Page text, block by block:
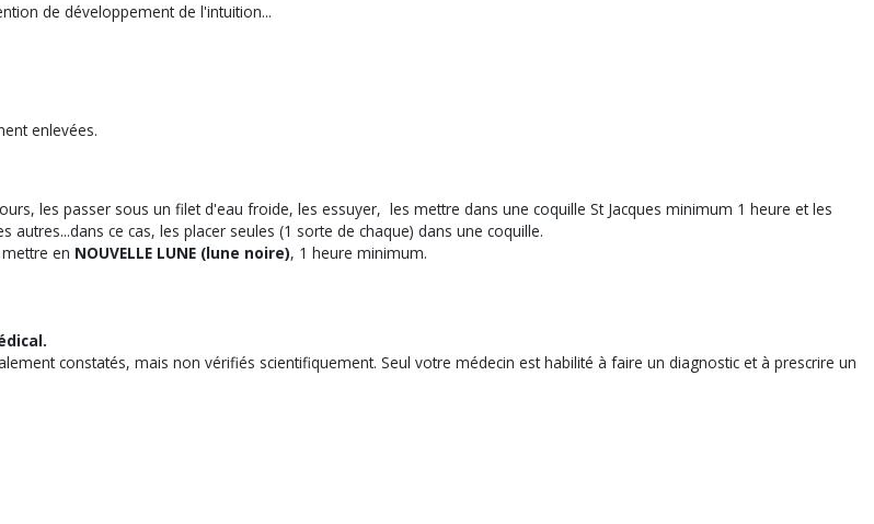
de développement de l'intuition...
enlevées.
les passer sous un filet d'eau froide, les essuyer, les mettre dans une coquille St Jacques minimum 1 heure et les
ce cas, les placer seules (1 sorte de chaque) dans une coquille.
en NOUVELLE LUNE (lune noire), 1 heure minimum.
constatés, mais non vérifiés scientifiquement. Seul votre médecin est habilité à faire un diagnostic et à prescrire un